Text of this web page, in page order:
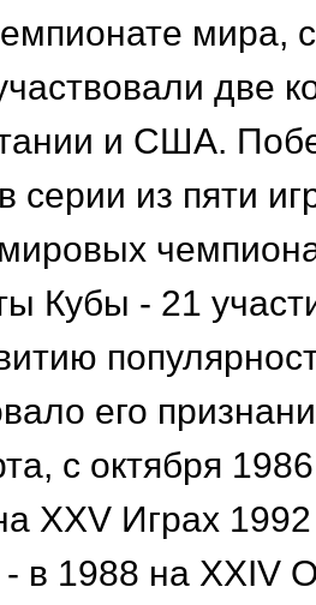
мира,
две
и США.
серии из пяти
Кубы - 21
его
с октября
XXV Играх 1992
в 1988 на XXIV